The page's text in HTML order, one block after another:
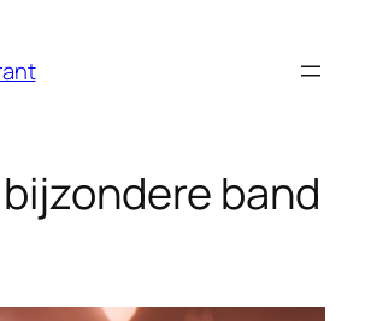
bijzondere band